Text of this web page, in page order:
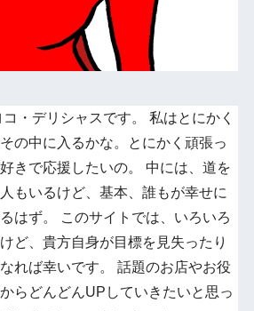
・デリシャスです。 私はとにかく
の中に入るかな。とにかく頑張っ
きで応援したいの。 中には、道を
もいるけど、基本、誰もが幸せに
はず。 このサイトでは、いろいろ
ど、貴方自身が目標を見失ったり
れば幸いです。 話題のお店やお役
らどんどんUPしていきたいと思っ